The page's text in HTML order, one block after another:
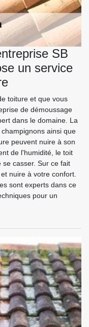
SB
un service
toiture et que vous
de démoussage
dans le domaine. La
ainsi que
peuvent nuire à son
de l'humidité, le toit
casser. Sur ce fait
nuire à votre confort.
sont experts dans ce
pour un